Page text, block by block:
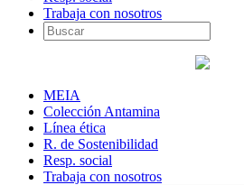
Trabaja con nosotros
MEIA
Colección Antamina
Línea ética
R. de Sostenibilidad
Resp. social
Trabaja con nosotros